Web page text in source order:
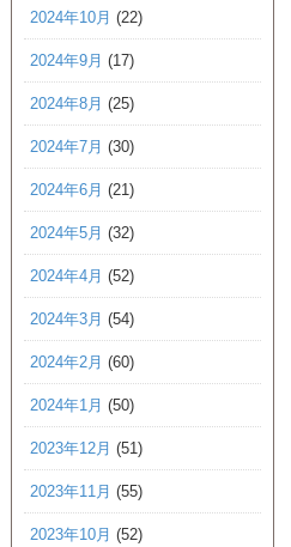
2024年10月 (22)
2024年9月 (17)
2024年8月 (25)
2024年7月 (30)
2024年6月 (21)
2024年5月 (32)
2024年4月 (52)
2024年3月 (54)
2024年2月 (60)
2024年1月 (50)
2023年12月 (51)
2023年11月 (55)
2023年10月 (52)